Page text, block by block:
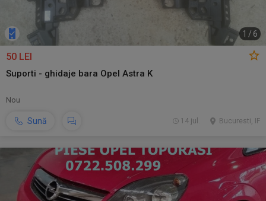
1 / 6
50 LEI
Suporti - ghidaje bara Opel Astra K
Nou
Sună Bucuresti, IF
14 jul.